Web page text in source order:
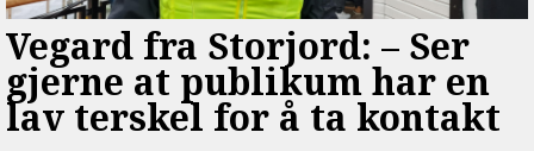
Vegard fra Storjord: –⁠ Ser
gjerne at publikum har en
lav terskel for å ta kontakt